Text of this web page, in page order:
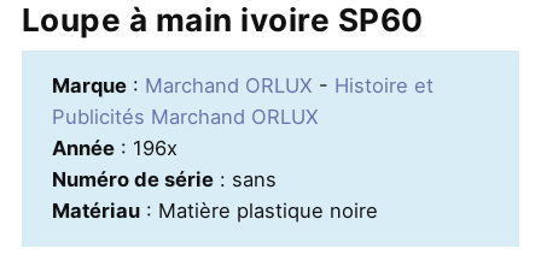
Loupe à main ivoire SP60
Marque: Marchand ORLUX - Histoire et
Publicités Marchand ORLUX
Année: 196x
Numéro de série: sans
Matériau: Matière plastique noire